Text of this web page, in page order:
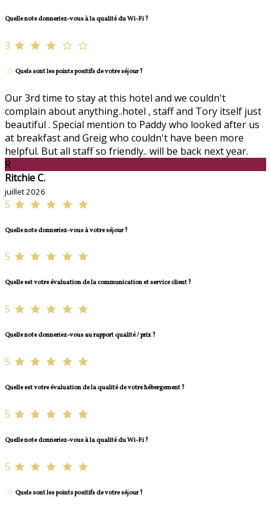
Quelle note donneriez-vous à la qualité du Wi-Fi ?
3
Quels sont les points positifs de votre séjour ?
Our 3rd time to stay at this hotel and we couldn't
complain about anything..hotel , staff and Tory itself just
beautiful . Special mention to Paddy who looked after us
at breakfast and Greig who couldn't have been more
helpful. But all staff so friendly.. will be back next year.
R
Ritchie C.
juillet 2026
5
Quelle note donneriez-vous à votre séjour ?
5
Quelle est votre évaluation de la communication et service client ?
5
Quelle note donneriez-vous au rapport qualité / prix ?
5
Quelle est votre évaluation de la qualité de votre hébergement ?
5
Quelle note donneriez-vous à la qualité du Wi-Fi ?
5
Quels sont les points positifs de votre séjour ?